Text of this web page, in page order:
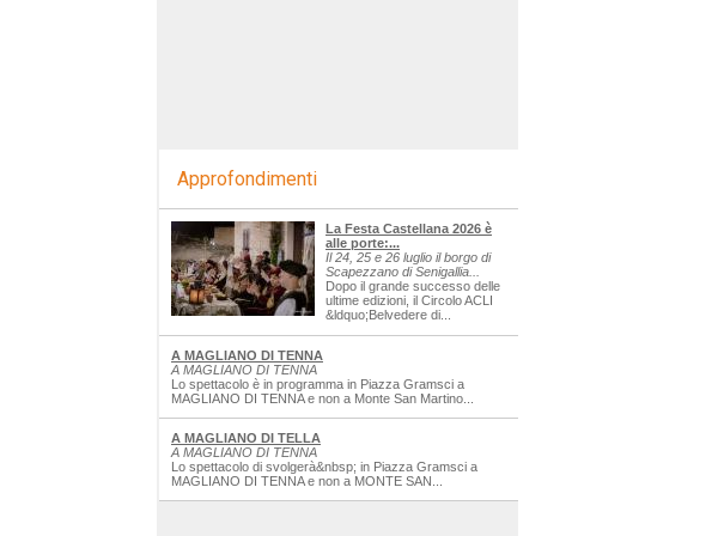
Approfondimenti
La Festa Castellana 2026 è
alle porte:...
Il 24, 25 e 26 luglio il borgo di
Scapezzano di Senigallia...
Dopo il grande successo delle
ultime edizioni, il Circolo ACLI
&ldquo;Belvedere di...
A MAGLIANO DI TENNA
A MAGLIANO DI TENNA
Lo spettacolo è in programma in Piazza Gramsci a
MAGLIANO DI TENNA e non a Monte San Martino...
A MAGLIANO DI TELLA
A MAGLIANO DI TENNA
Lo spettacolo di svolgerà&nbsp; in Piazza Gramsci a
MAGLIANO DI TENNA e non a MONTE SAN...